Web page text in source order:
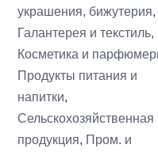
украшения, бижутерия,
Галантерея и текстиль,
Косметика и
Продукты питания и
напитки,
Сельскохозяйственная
продукция, Пром. и